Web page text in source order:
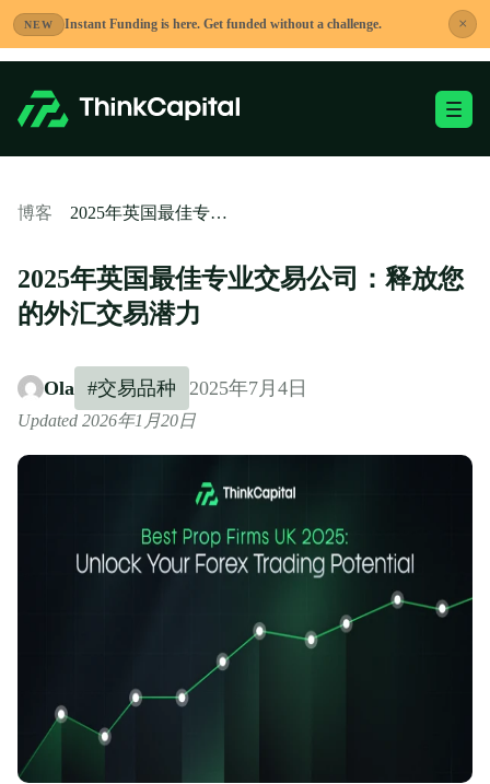
NEW Instant Funding is here. Get funded without a challenge. ×
到
内
切换移动端菜单
博客 2025年英国最佳专业交易公司：释放您的外汇交易潜力
2025年英国最佳专业交易公司：释放您
的外汇交易潜力
Ola #交易品种 2025年7月4日
Updated 2026年1月20日